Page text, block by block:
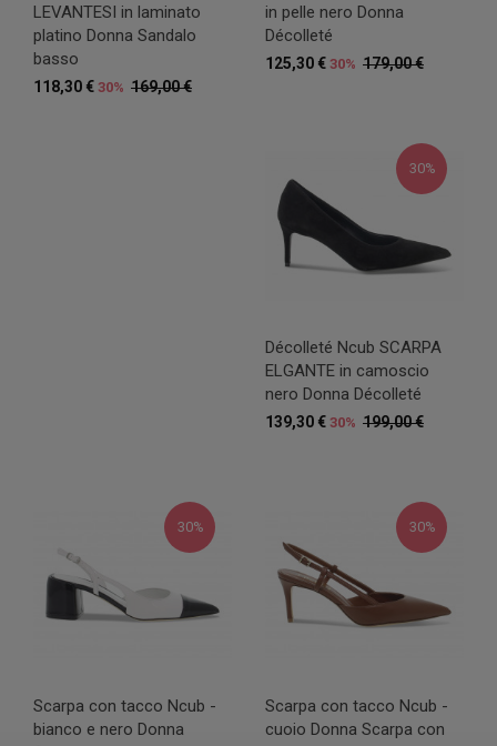
LEVANTESI in laminato
platino Donna Sandalo
basso
169,00 €
118,30 € 30%
in pelle nero Donna
Décolleté
179,00 €
125,30 € 30%
30%
Décolleté Ncub SCARPA
ELGANTE in camoscio
nero Donna Décolleté
199,00 €
139,30 € 30%
30%
Scarpa con tacco Ncub -
bianco e nero Donna
30%
Scarpa con tacco Ncub -
cuoio Donna Scarpa con